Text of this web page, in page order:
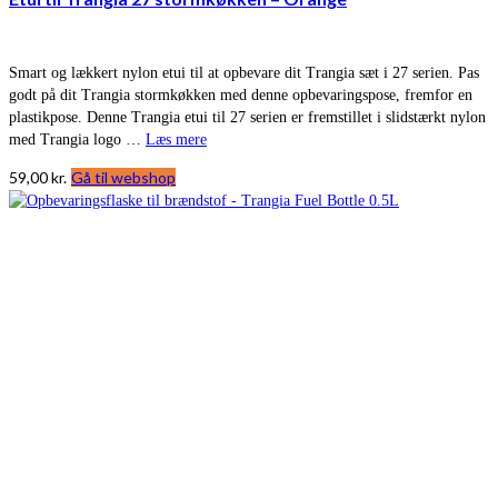
Smart og lækkert nylon etui til at opbevare dit Trangia sæt i 27 serien. Pas
godt på dit Trangia stormkøkken med denne opbevaringspose, fremfor en
plastikpose. Denne Trangia etui til 27 serien er fremstillet i slidstærkt nylon
med Trangia logo … Læs mere
59,00kr. Gå til webshop